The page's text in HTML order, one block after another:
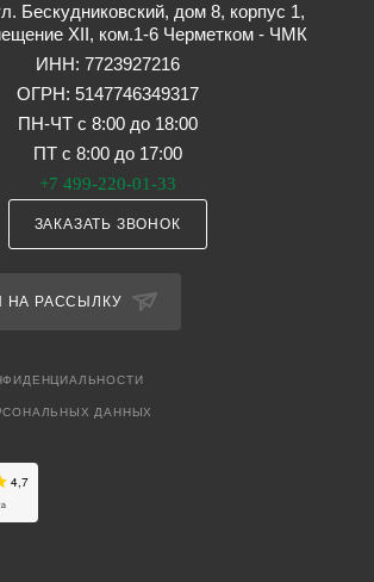
Бескудниковский, дом 8, корпус 1,
XII, ком.1-6 Черметком - ЧМК
ИНН: 7723927216
ОГРН: 5147746349317
ПН-ЧТ с 8:00 до 18:00
ПТ с 8:00 до 17:00
+7 499-220-01-33
ЗАКАЗАТЬ ЗВОНОК
НА РАССЫЛКУ
ДАННЫХ